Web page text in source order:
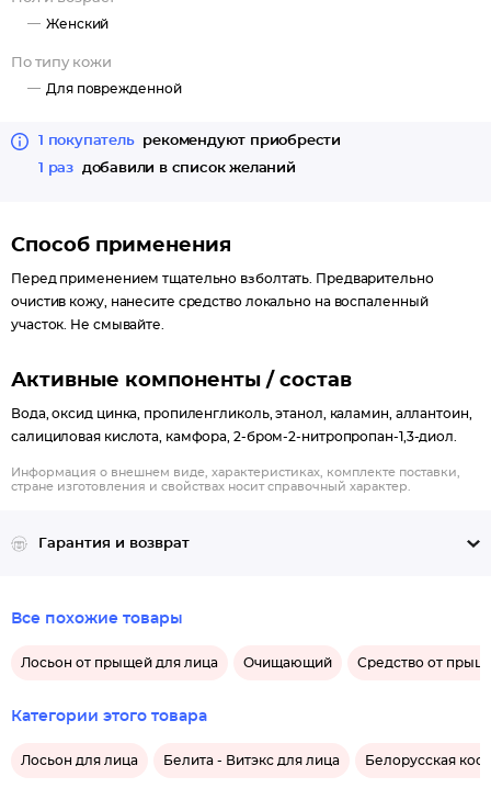
Женский
По типу кожи
Для поврежденной
1 покупатель
рекомендуют приобрести
1 раз
добавили в список желаний
Способ применения
Перед применением тщательно взболтать. Предварительно
очистив кожу, нанесите средство локально на воспаленный
участок. Не смывайте.
Активные компоненты / состав
Вода, оксид цинка, пропиленгликоль, этанол, каламин, аллантоин,
салициловая кислота, камфора, 2-бром-2-нитропропан-1,3-диол.
Информация о внешнем виде, характеристиках, комплекте поставки,
стране изготовления и свойствах носит справочный характер.
Гарантия и возврат
Все похожие товары
Лосьон от прыщей для лица Очищающий Средство от
Категории этого товара
Лосьон для лица Белита - Витэкс для лица Белорусская